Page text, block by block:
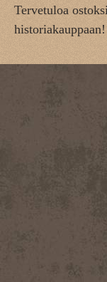
Tervetuloa
historiakauppaan!